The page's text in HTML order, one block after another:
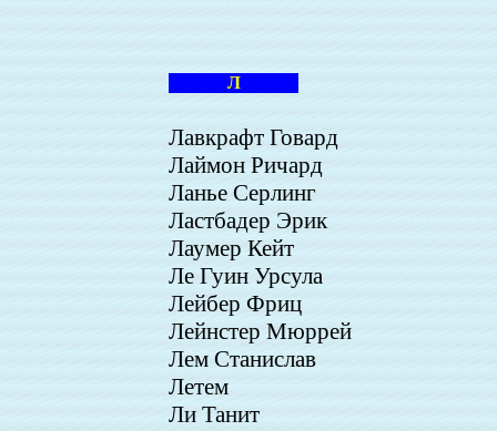
Л
Лавкрафт Говард
Лаймон Ричард
Ланье Серлинг
Ластбадер Эрик
Лаумер Кейт
Ле Гуин Урсула
Лейбер Фриц
Лейнстер Мюррей
Лем Станислав
Летем
Ли Танит